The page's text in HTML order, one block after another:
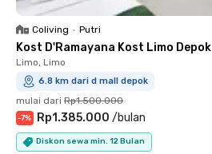
Coliving • Putri
Kost D'Ramayana Kost Limo Depok
Limo, Limo
6.8 km dari d mall depok
mulai dari Rp1.500.000
-7% Rp1.385.000 /bulan
Diskon sewa min. 12 Bulan